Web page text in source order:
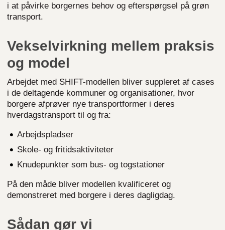
i at påvirke borgernes behov og efterspørgsel på grøn
transport.
Vekselvirkning mellem praksis
og model
Arbejdet med SHIFT-modellen bliver suppleret af cases
i de deltagende kommuner og organisationer, hvor
borgere afprøver nye transportformer i deres
hverdagstransport til og fra:
Arbejdspladser
Skole- og fritidsaktiviteter
Knudepunkter som bus- og togstationer
På den måde bliver modellen kvalificeret og
demonstreret med borgere i deres dagligdag.
Sådan gør vi